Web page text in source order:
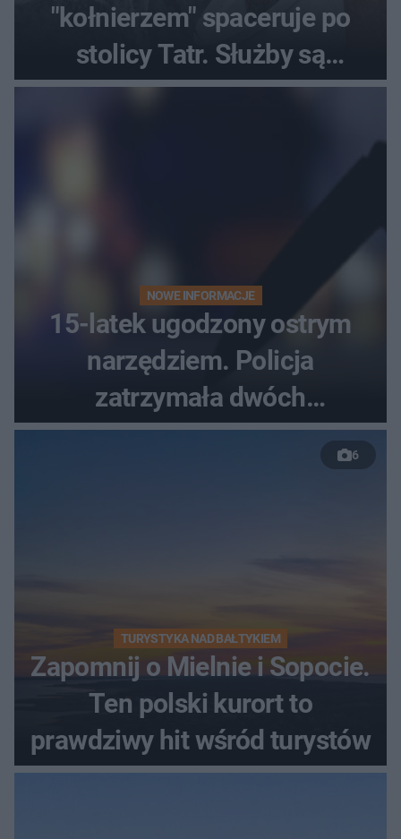
"kołnierzem" spaceruje po
stolicy Tatr. Służby są
bezradne
NOWE INFORMACJE
15-latek ugodzony ostrym
narzędziem. Policja
zatrzymała dwóch
nastolatków
6
TURYSTYKA NAD BAŁTYKIEM
Zapomnij o Mielnie i Sopocie.
Ten polski kurort to
prawdziwy hit wśród turystów